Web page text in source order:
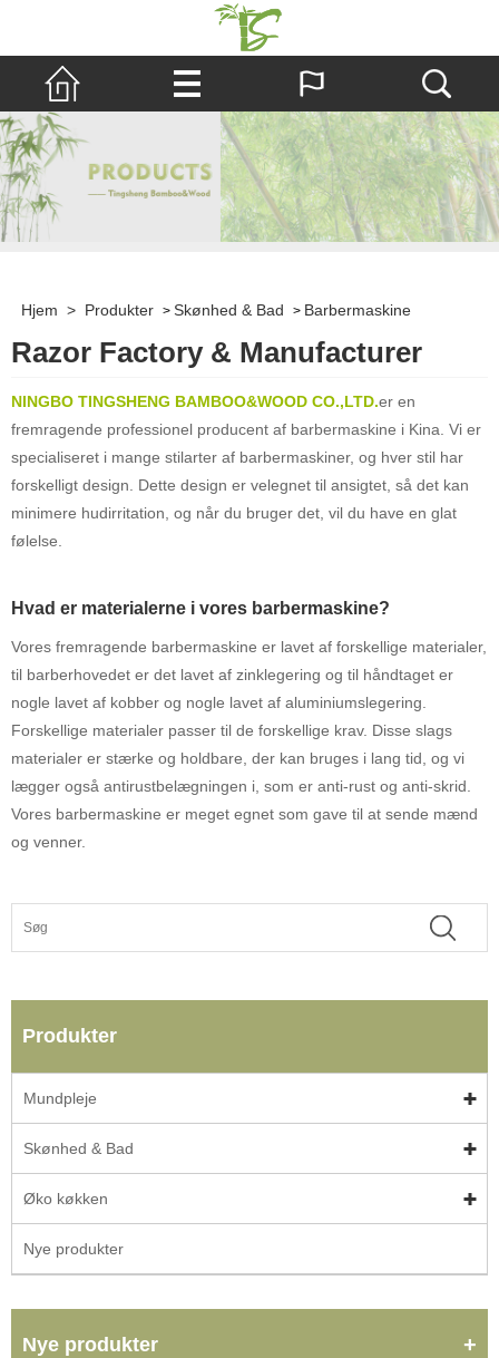
Hjem > Produkter > Skønhed & Bad > Barbermaskine
Razor Factory & Manufacturer
NINGBO TINGSHENG BAMBOO&WOOD CO.,LTD.er en
fremragende professionel producent af barbermaskine i Kina. Vi er
specialiseret i mange stilarter af barbermaskiner, og hver stil har
forskelligt design. Dette design er velegnet til ansigtet, så det kan
minimere hudirritation, og når du bruger det, vil du have en glat
følelse.
Hvad er materialerne i vores barbermaskine?
Vores fremragende barbermaskine er lavet af forskellige materialer,
til barberhovedet er det lavet af zinklegering og til håndtaget er
nogle lavet af kobber og nogle lavet af aluminiumslegering.
Forskellige materialer passer til de forskellige krav. Disse slags
materialer er stærke og holdbare, der kan bruges i lang tid, og vi
lægger også antirustbelægningen i, som er anti-rust og anti-skrid.
Vores barbermaskine er meget egnet som gave til at sende mænd
og venner.
Produkter
Mundpleje
Skønhed & Bad
Øko køkken
Nye produkter
Nye produkter